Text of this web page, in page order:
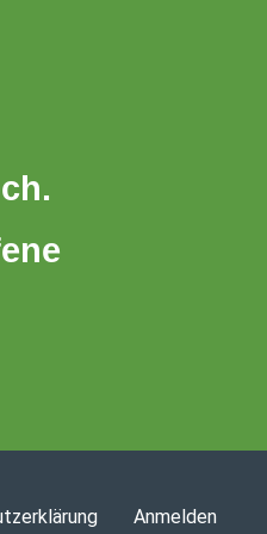
Anmelden